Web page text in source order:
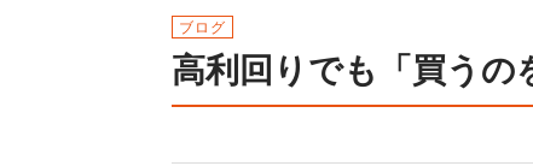
ブログ
高利回りでも「買うの